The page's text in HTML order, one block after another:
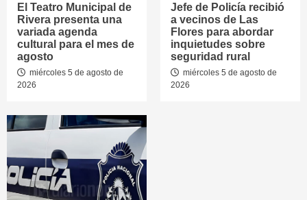
El Teatro Municipal de
Rivera presenta una
variada agenda
cultural para el mes de
agosto
miércoles 5 de agosto de
2026
Jefe de Policía recibió
a vecinos de Las
Flores para abordar
inquietudes sobre
seguridad rural
miércoles 5 de agosto de
2026